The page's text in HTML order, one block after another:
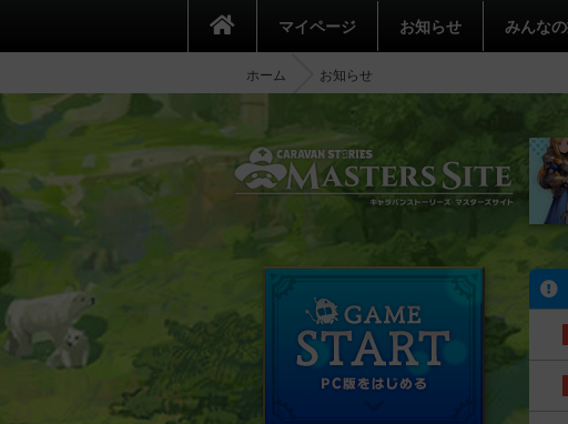
マイページ お知らせ みんな
ホーム お知らせ